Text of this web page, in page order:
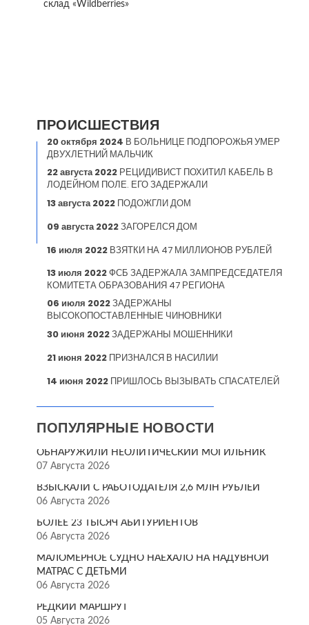
склад «Wildberries»
ПРОИСШЕСТВИЯ
20 октября 2024 В БОЛЬНИЦЕ ПОДПОРОЖЬЯ УМЕР
ДВУХЛЕТНИЙ МАЛЬЧИК
22 августа 2022 РЕЦИДИВИСТ ПОХИТИЛ КАБЕЛЬ В
ЛОДЕЙНОМ ПОЛЕ. ЕГО ЗАДЕРЖАЛИ
13 августа 2022 ПОДОЖГЛИ ДОМ
09 августа 2022ЗАГОРЕЛСЯ ДОМ
16 июля 2022 ВЗЯТКИ НА 47 МИЛЛИОНОВ РУБЛЕЙ
13 июля 2022ФСБ ЗАДЕРЖАЛА ЗАМПРЕДСЕДАТЕЛЯ
КОМИТЕТА ОБРАЗОВАНИЯ 47 РЕГИОНА
06 июля 2022ЗАДЕРЖАНЫ
ВЫСОКОПОСТАВЛЕННЫЕ ЧИНОВНИКИ
30 июня 2022ЗАДЕРЖАНЫ МОШЕННИКИ
21 июня 2022 ПРИЗНАЛСЯ В НАСИЛИИ
14 июня 2022 ПРИШЛОСЬ ВЫЗЫВАТЬ СПАСАТЕЛЕЙ
ПОПУЛЯРНЫЕ НОВОСТИ
ОБНАРУЖИЛИ НЕОЛИТИЧЕСКИЙ МОГИЛЬНИК
07 Августа 2026
ВЗЫСКАЛИ С РАБОТОДАТЕЛЯ 2,6 МЛН РУБЛЕЙ
06 Августа 2026
БОЛЕЕ 23 ТЫСЯЧ АБИТУРИЕНТОВ
06 Августа 2026
МАЛОМЕРНОЕ СУДНО НАЕХАЛО НА НАДУВНОЙ
МАТРАС С ДЕТЬМИ
06 Августа 2026
РЕДКИЙ МАРШРУТ
05 Августа 2026